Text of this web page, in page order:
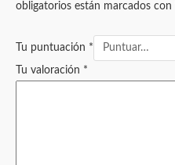
obligatorios están marcados con
Tu puntuación *
Tu valoración *